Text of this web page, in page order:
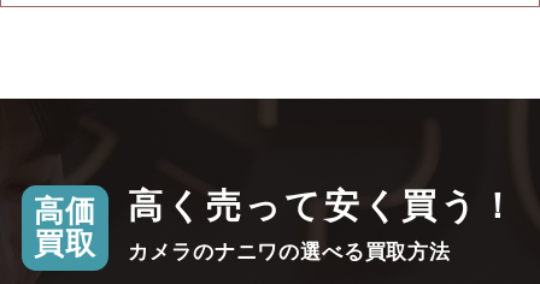
高価
買取
高く売って安く買う！
カメラのナニワの選べる買取方法